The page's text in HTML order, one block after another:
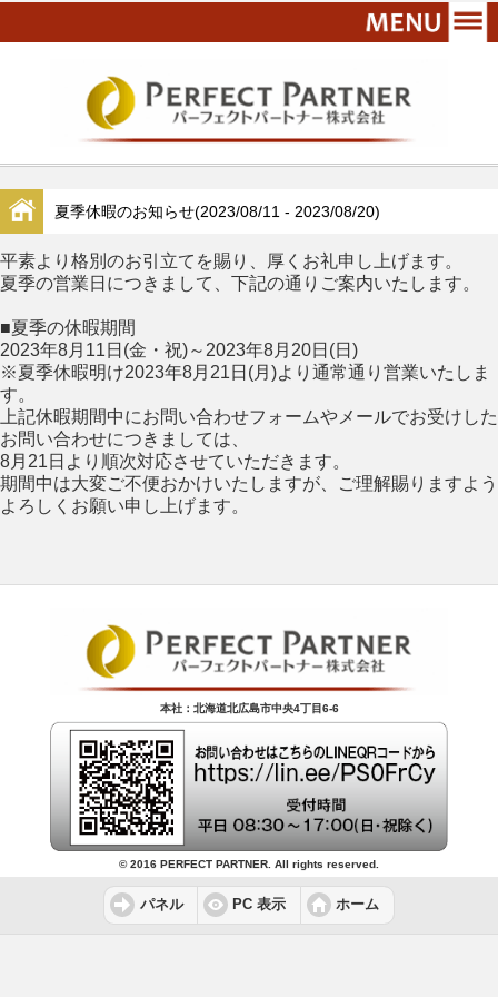
夏季休暇のお知らせ(2023/08/11 - 2023/08/20)
平素より格別のお引立てを賜り、厚くお礼申し上げます。
夏季の営業日につきまして、下記の通りご案内いたします。
■夏季の休暇期間
2023年8月11日(金・祝)～2023年8月20日(日)
※夏季休暇明け2023年8月21日(月)より通常通り営業いたしま
す。
上記休暇期間中にお問い合わせフォームやメールでお受けした
お問い合わせにつきましては、
8月21日より順次対応させていただきます。
期間中は大変ご不便おかけいたしますが、ご理解賜りますよう
よろしくお願い申し上げます。
本社：北海道北広島市中央4丁目6-6
© 2016 PERFECT PARTNER. All rights reserved.
パネル PC 表示 ホーム